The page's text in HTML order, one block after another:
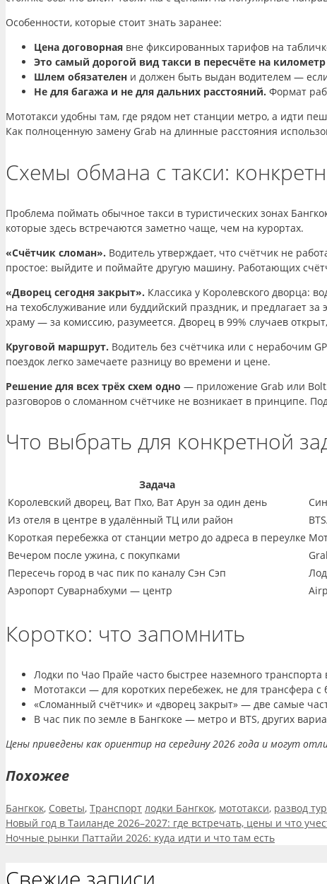
Особенности, которые стоит знать заранее:
Цена договорная вне фиксированных тарифов на
Это самый дорогой вид такси в пересчёте на километр
Шлем обязателен и должен быть выдан водителем —
Не для багажа и не для дальних расстояний. Формат
Мототакси удобны там, где рядом нет станции метро, а идти
Как полноценную замену Grab на длинные расстояния
Схемы обмана с такси:
Проблема поймать обычное такси в туристических зонах
которые здесь встречаются заметно чаще, чем на курортах.
«Счётчик сломан». Водитель утверждает, что счётчик не
простое: выйдите и поймайте другую машину. Работающих
«Дворец сегодня закрыт». Классика у Королевского дворца:
на техобслуживание или буддийский праздник, и предлагает
храму — за комиссию, разумеется. Дворец в 99% случаев
Круговой маршрут. Водитель без счётчика или с нерабочим
поездок легко замечаете разницу во времени и цене.
Решение для всех трёх схем одно — приложение Grab или Bolt.
разговоров о сломанном счётчике не возникает в принципе.
Что выбрать для конкретной
Задача
Королевский дворец, Ват Пхо, Ват Арун за один день
Из отеля в центре в удалённый ТЦ или район
Короткая перебежка от станции метро до адреса в переулке
Вечером после ужина, с покупками
Пересечь город в час пик по каналу Сэн Сэп
Аэропорт Суварнабхуми — центр
Коротко: что запомнить
Лодки по Чао Прайе часто быстрее наземного
Мототакси — для коротких перебежек, не для трансфера
«Сломанный счётчик» и «дворец закрыт» — две самые
В час пик по земле в Бангкоке — метро и BTS, других
Цены приведены как ориентир на середину 2026 года и могут
Похожее
Рубрики
Бангкок, Советы, Транспорт Метки
лодки Бангкок, мототакси, развод
Новый год в Таиланде 2026–2027: где встречать, цены и что
Ночные рынки Паттайи 2026: куда идти и что там есть